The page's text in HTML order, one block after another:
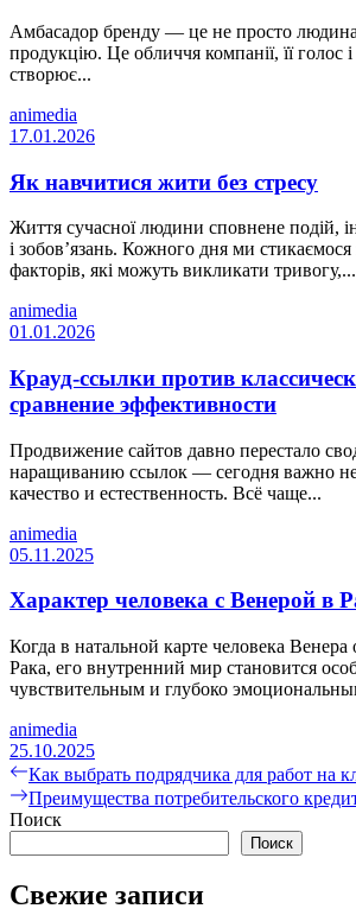
Амбасадор бренду — це не просто
продукцію. Це обличчя компанії, її голос
створює...
animedia
17.01.2026
Як навчитися жити без стресу
Життя сучасної людини сповнене подій,
і зобов’язань. Кожного дня ми стикаємося
факторів, які можуть викликати тривогу,...
animedia
01.01.2026
Крауд-ссылки против
сравнение эффективности
Продвижение сайтов давно перестало
наращиванию ссылок — сегодня важно не
качество и естественность. Всё чаще...
animedia
05.11.2025
Характер человека с Венерой в
Когда в натальной карте человека Венера
Рака, его внутренний мир становится
чувствительным и глубоко
animedia
25.10.2025
Навигация
по
записям
Предыдущая
запись:
Как выбрать подрядчика для работ на
Следующая
запись:
Преимущества потребительского
Поиск
Поиск
Свежие записи